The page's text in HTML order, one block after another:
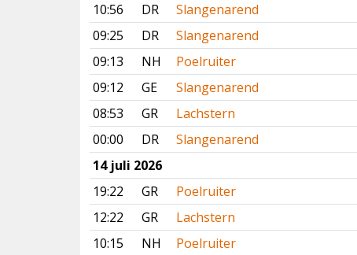
10:56
DR
Slangenarend
09:25
DR
Slangenarend
09:13
NH
Poelruiter
09:12
GE
Slangenarend
08:53
GR
Lachstern
00:00
DR
Slangenarend
14 juli 2026
19:22
GR
Poelruiter
12:22
GR
Lachstern
10:15
NH
Poelruiter